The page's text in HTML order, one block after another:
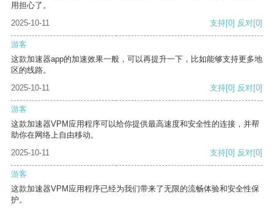
用担心了。
2025-10-11
支持[0] 反对[0]
游客
这款加速器app的加速效果一般，可以再提升一下，比如能够支持更多地
区的线路。
2025-10-11
支持[0] 反对[0]
游客
这款加速器VPM应用程序可以给你提供最高速度和安全性的连接，并帮
助你在网络上自由移动。
2025-10-11
支持[0] 反对[0]
游客
这款加速器VPM应用程序已经为我们带来了无限的流畅体验和安全性保
护。